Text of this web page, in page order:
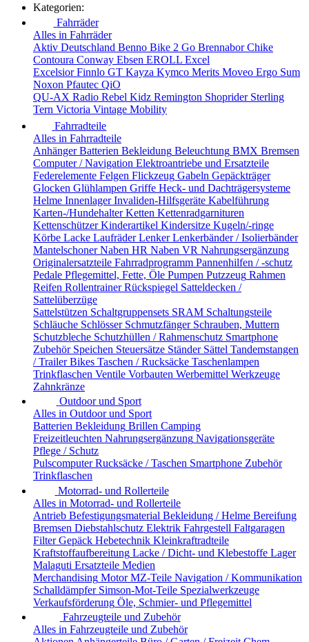
Kategorien:
Fahrräder
Alles in Fahrräder
Aktiv Deutschland Benno Bike 2 Go Brennabor Chike
Contoura Conway Ebsen EROLL Excel
Excelsior Finnlo GT Kayza Kymco Merits Moveo Ergo Sum
Noxon Pfautec QiO
QU-AX Radio Rebel Kidz Remington Shoprider Sterling
Tern Victoria Vintage Mobility
Fahrradteile
Alles in Fahrradteile
Anhänger Batterien Bekleidung Beleuchtung BMX Bremsen
Computer / Navigation Elektroantriebe und Ersatzteile
Federelemente Felgen Flickzeug Gabeln Gepäckträger
Glocken Glühlampen Griffe Heck- und Dachträgersysteme
Helme Innenlager Invaliden-Hilfsgeräte Kabelführung
Karten-/Hundehalter Ketten Kettenradgarnituren
Kettenschützer Kinderartikel Kindersitze Kugeln/-ringe
Körbe Lacke Laufräder Lenker Lenkerbänder / Isolierbänder
Mantelschoner Naben HR Naben VR Nahrungsergänzung
Originalersatzteile Fahrradprogramm Pannenhilfen / -schutz
Pedale Pflegemittel, Fette, Öle Pumpen Putzzeug Rahmen
Reifen Rollentrainer Rückspiegel Satteldecken /
Sattelüberzüge
Sattelstützen Schaltgruppensets SRAM Schaltungsteile
Schläuche Schlösser Schmutzfänger Schrauben, Muttern
Schutzbleche Schutzhüllen / Rahmenschutz Smartphone
Zubehör Speichen Steuersätze Ständer Sättel Tandemstangen
/ Trailer Bikes Taschen / Rucksäcke Taschenlampen
Trinkflaschen Ventile Vorbauten Werbemittel Werkzeuge
Zahnkränze
Outdoor und Sport
Alles in Outdoor und Sport
Batterien Bekleidung Brillen Camping
Freizeitleuchten Nahrungsergänzung Navigationsgeräte
Pflege / Schutz
Pulscomputer Rucksäcke / Taschen Smartphone Zubehör
Trinkflaschen
Motorrad- und Rollerteile
Alles in Motorrad- und Rollerteile
Antrieb Befestigungsmaterial Bekleidung / Helme Bereifung
Bremsen Diebstahlschutz Elektrik Fahrgestell Faltgaragen
Filter Gepäck Hebetechnik Kleinkraftradteile
Kraftstoffaufbereitung Lacke / Dicht- und Klebestoffe Lager
Malaguti Ersatzteile Medien
Merchandising Motor MZ-Teile Navigation / Kommunikation
Schalldämpfer Simson-Mot-Teile Spezialwerkzeuge
Verkaufsförderung Öle, Schmier- und Pflegemittel
Fahrzeugteile und Zubehör
Alles in Fahrzeugteile und Zubehör